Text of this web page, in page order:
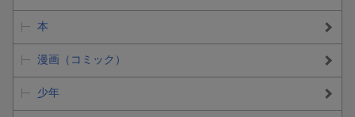
本
漫画（コミック）
少年